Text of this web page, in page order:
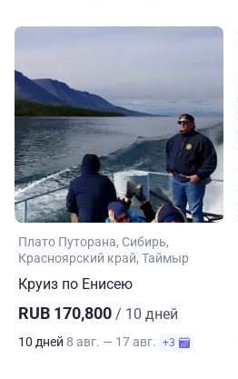
Плато Путорана Сибирь
Красноярский край Таймыр
Круиз по Енисею
RUB 170,800 / 10 дней
10 дней 8 авг. — 17 авг. +3